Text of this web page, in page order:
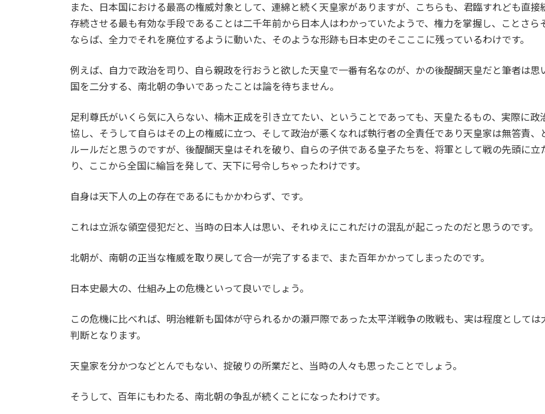
また、日本国における最高の権威対象として、連綿と続く天皇家がありますが、こちらも、君臨すれども直
存続させる最も有効な手段であることは二千年前から日本人はわかっていたようで、権力を掌握し、ことさ
ならば、全力でそれを廃位するように動いた、そのような形跡も日本史のそこここに残っているわけです。
例えば、自力で政治を司り、自ら親政を行おうと欲した天皇で一番有名なのが、かの後醍醐天皇だと筆者は
国を二分する、南北朝の争いであったことは論を待ちません。
足利尊氏がいくら気に入らない、楠木正成を引き立てたい、ということであっても、天皇たるもの、実際に
協し、そうして自らはその上の権威に立つ、そして政治が悪くなれば執行者の全責任であり天皇家は無答責
ルールだと思うのですが、後醍醐天皇はそれを破り、自らの子供である皇子たちを、将軍として戦の先頭に
り、ここから全国に綸旨を発して、天下に号令しちゃったわけです。
自身は天下人の上の存在であるにもかかわらず、です。
これは立派な領空侵犯だと、当時の日本人は思い、それゆえにこれだけの混乱が起こったのだと思うのです。
北朝が、南朝の正当な権威を取り戻して合一が完了するまで、また百年かかってしまったのです。
日本史最大の、仕組み上の危機といって良いでしょう。
この危機に比べれば、明治維新も国体が守られるかの瀬戸際であった太平洋戦争の敗戦も、実は程度として
判断となります。
天皇家を分かつなどとんでもない、掟破りの所業だと、当時の人々も思ったことでしょう。
そうして、百年にもわたる、南北朝の争乱が続くことになったわけです。